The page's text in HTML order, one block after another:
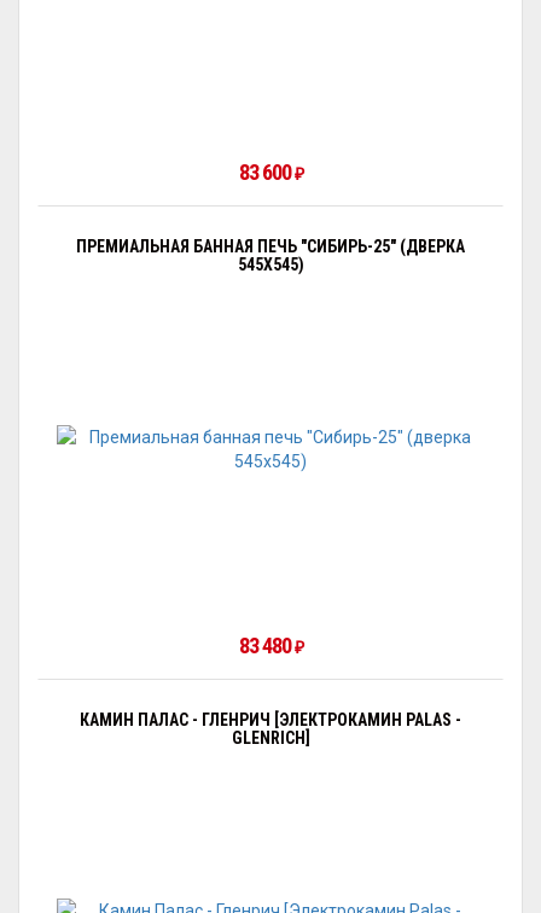
83 600₽
ПРЕМИАЛЬНАЯ БАННАЯ ПЕЧЬ "СИБИРЬ-25" (ДВЕРКА
545Х545)
83 480₽
КАМИН ПАЛАС - ГЛЕНРИЧ [ЭЛЕКТРОКАМИН PALAS -
GLENRICH]